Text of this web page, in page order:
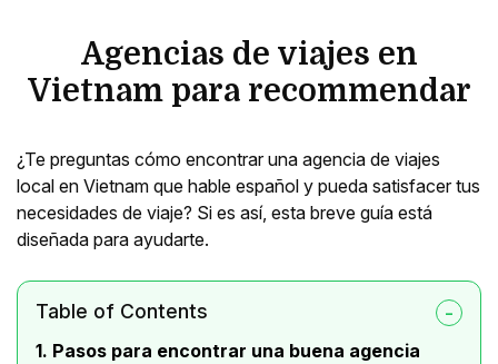
Agencias de viajes en
Vietnam para recommendar
¿Te preguntas cómo encontrar una agencia de viajes
local en Vietnam que hable español y pueda satisfacer tus
necesidades de viaje? Si es así, esta breve guía está
diseñada para ayudarte.
Table of Contents
1. Pasos para encontrar una buena agencia